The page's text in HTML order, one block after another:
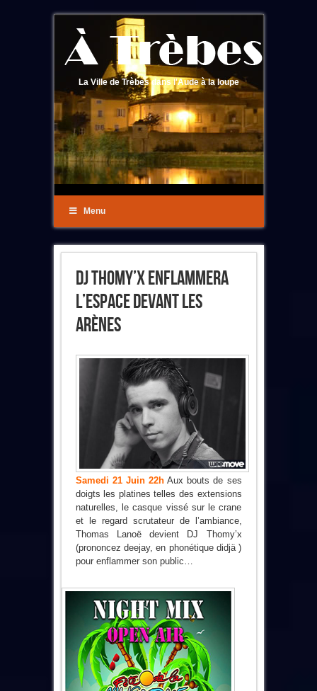
La Ville de Trèbes dans l'Aude à la loupe
Menu
DJ Thomy’x Enflammera
L’espace Devant Les
Arènes
Samedi 21 Juin 22hAux bouts de ses
doigts les platines telles des extensions
naturelles, le casque vissé sur le crane
et le regard scrutateur de l’ambiance,
Thomas Lanoë devient DJ Thomy’x
(prononcez deejay, en phonétique didjä )
pour enflammer son public…